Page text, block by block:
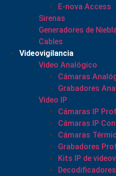
E-nova Access
Sirenas
Generadores de
Cables
Videovigilancia
Video Analógico
Cámaras
Grabadores
Video IP
Cámaras IP
Cámaras IP
Cámaras
Grabadores
Kits IP de
Decodificadores